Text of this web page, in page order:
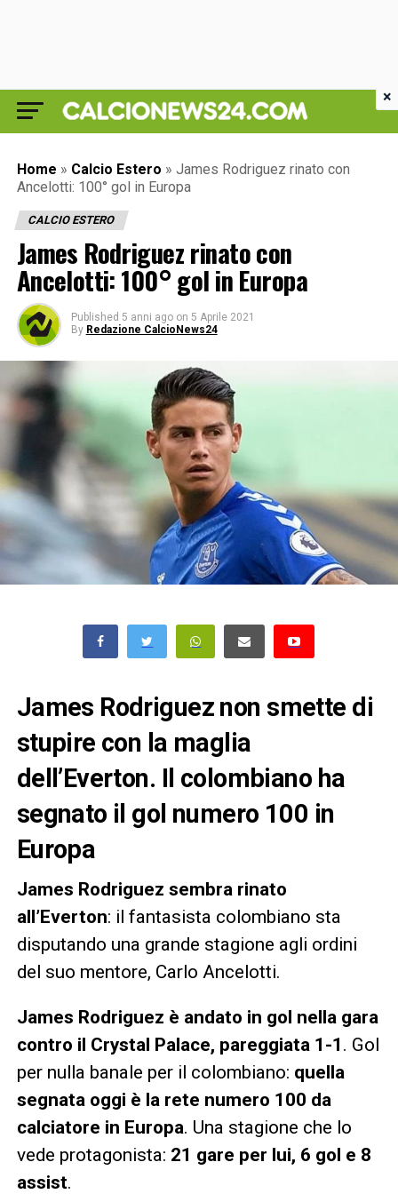
Home » Calcio Estero » James Rodriguez rinato con
Ancelotti: 100° gol in Europa
CALCIO ESTERO
James Rodriguez rinato con
Ancelotti: 100° gol in Europa
Published 5 anni ago on 5 Aprile 2021
By Redazione CalcioNews24
James Rodriguez non smette di
stupire con la maglia
dell’Everton. Il colombiano ha
segnato il gol numero 100 in
Europa
James Rodriguez sembra rinato
all’Everton: il fantasista colombiano sta
disputando una grande stagione agli ordini
del suo mentore, Carlo Ancelotti.
James Rodriguez è andato in gol nella gara
contro il Crystal Palace, pareggiata 1-1 . Gol
per nulla banale per il colombiano: quella
segnata oggi è la rete numero 100 da
calciatore in Europa. Una stagione che lo
vede protagonista: 21 gare per lui, 6 gol e 8
assist.
×